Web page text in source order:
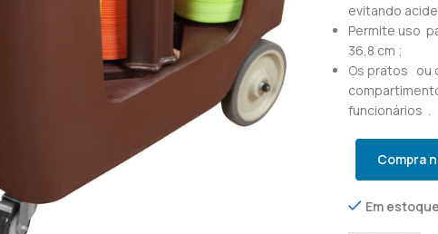
evitando
Permite uso
36,8 cm ;
Os pratos ou
funcionários .
Compra
Em estoque